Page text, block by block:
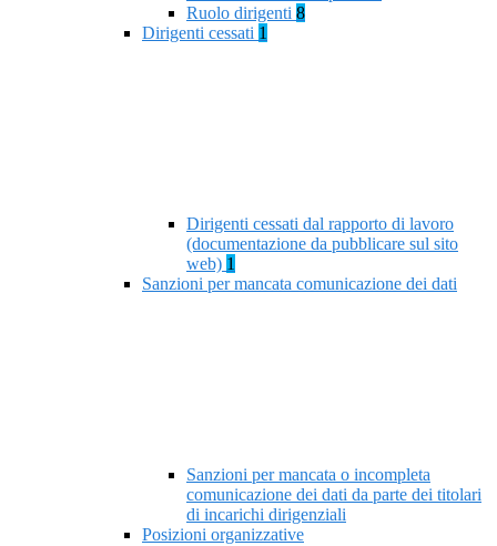
Ruolo dirigenti 8
Dirigenti cessati 1
Dirigenti cessati dal rapporto di lavoro
(documentazione da pubblicare sul sito
web) 1
Sanzioni per mancata comunicazione dei dati
Sanzioni per mancata o incompleta
comunicazione dei dati da parte dei titolari
di incarichi dirigenziali
Posizioni organizzative